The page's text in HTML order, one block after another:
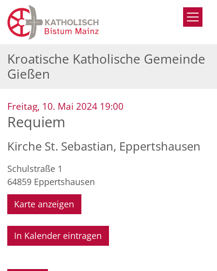
Zum Inhalt springen
Kroatische Katholische Gemeinde
Gießen
Freitag, 10. Mai 2024 19:00
Requiem
Kirche St. Sebastian, Eppertshausen
Schulstraße 1
64859 Eppertshausen
Karte anzeigen
In Kalender eintragen